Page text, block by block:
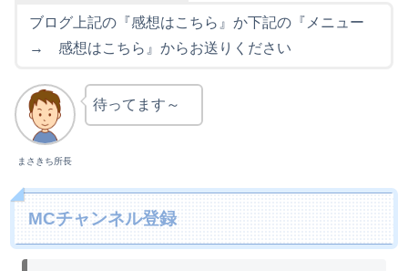
ブログ上記の『感想はこちら』か下記の『メニュー
→ 感想はこちら』からお送りください
まさきち所長
待ってます～
MCチャンネル登録